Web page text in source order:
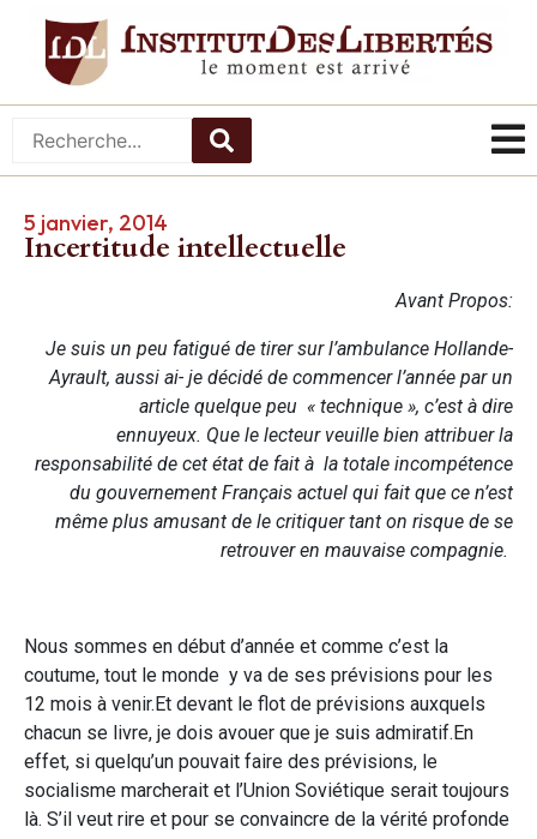
5 janvier, 2014
Incertitude intellectuelle
Avant Propos:
Je suis un peu fatigué de tirer sur l’ambulance Hollande-
Ayrault, aussi ai- je décidé de commencer l’année par un
article quelque peu « technique », c’est à dire
ennuyeux. Que le lecteur veuille bien attribuer la
responsabilité de cet état de fait à la totale incompétence
du gouvernement Français actuel qui fait que ce n’est
même plus amusant de le critiquer tant on risque de se
retrouver en mauvaise compagnie.
Nous sommes en début d’année et comme c’est la
coutume, tout le monde y va de ses prévisions pour les
12 mois à venir.Et devant le flot de prévisions auxquels
chacun se livre, je dois avouer que je suis admiratif.En
effet, si quelqu’un pouvait faire des prévisions, le
socialisme marcherait et l’Union Soviétique serait toujours
là. S’il veut rire et pour se convaincre de la vérité profonde